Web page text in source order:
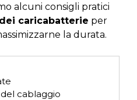
alcuni consigli pratici
caricabatterie per
la durata.
cablaggio